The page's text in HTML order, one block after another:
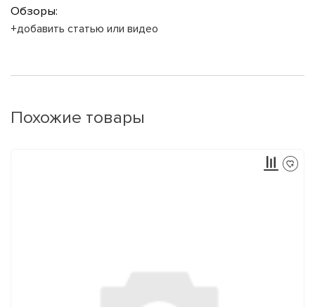
Обзоры:
+добавить статью или видео
Похожие товары